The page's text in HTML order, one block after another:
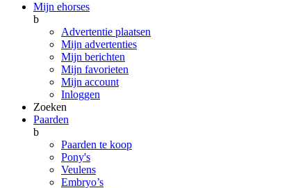
Mijn ehorses
b
Advertentie plaatsen
Mijn advertenties
Mijn berichten
Mijn favorieten
Mijn account
Inloggen
Zoeken
Paarden
b
Paarden te koop
Pony's
Veulens
Embryo’s